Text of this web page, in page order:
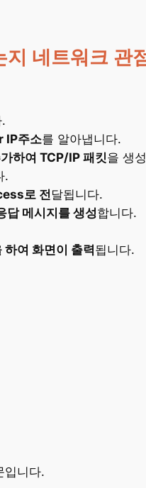
네트워크 관
IP주소를 알아냅니다.
하여 TCP/IP 패킷을 생
.
로 전 달됩니다.
메시지를 생성합니다.
여 화면이 출력됩니다.
입니다.